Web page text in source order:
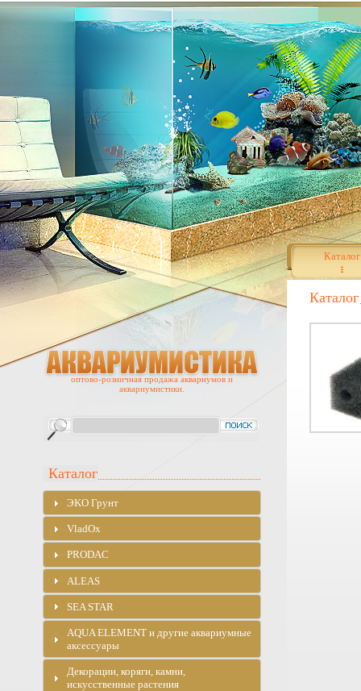
Каталог
Каталог
оптово-розничная продажа аквариумов и
аквариумистики.
Каталог
ЭKO Грунт
VladOx
PRODAC
ALEAS
SEA STAR
AQUA ELEMENT и другие аквариумные
аксессуары
Декорации, коряги, камни,
искусственные растения